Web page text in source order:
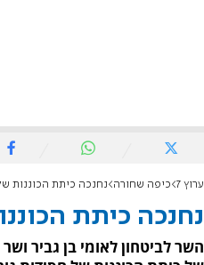
ערוץ 7 כיפה שחורה נחנכה כיתת הכוננות
נחנכה כיתת
השר לביטחון לאומי בן גביר